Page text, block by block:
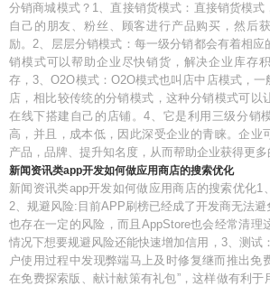
分销商城模式？1、直接销货模式：直接销货模式
自己的朋友、粉丝、顾客进行产品购买，然后
励。2、层层分销模式：每一级分销都会有着相应
销模式可以帮助企业尽快销货，解决企业库存
存，3、O2O模式：O2O模式也叫店中店模式，
店，相比较传统的分销模式，这种分销模式可以
在线下搭建自己的店铺。4、它是利用三级分销
高，并且，成本低，因此深受企业的青睐。企业
产品，品牌、提升知名度，从而帮助企业获得更多
新闻资讯类app开发如何做应用商店的搜索优化
新闻资讯类app开发如何做应用商店的搜索优化1
2、规避风险:目前APP刷榜已经成了开发商无法
也存在一定的风险，而且AppStore也会经常清理
情况下想要规避风险还能快速增加信用，3、测试
户使用过程中发现弊端马上及时修复继而推出免
在免费探索版、献计献策有礼包”，这样做有利于